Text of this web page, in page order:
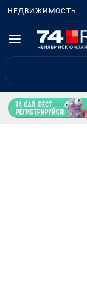
НЕДВИЖИМОСТЬ